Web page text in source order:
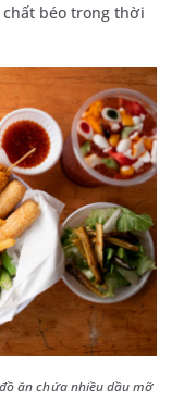
béo trong thời
ăn chứa nhiều dầu mỡ